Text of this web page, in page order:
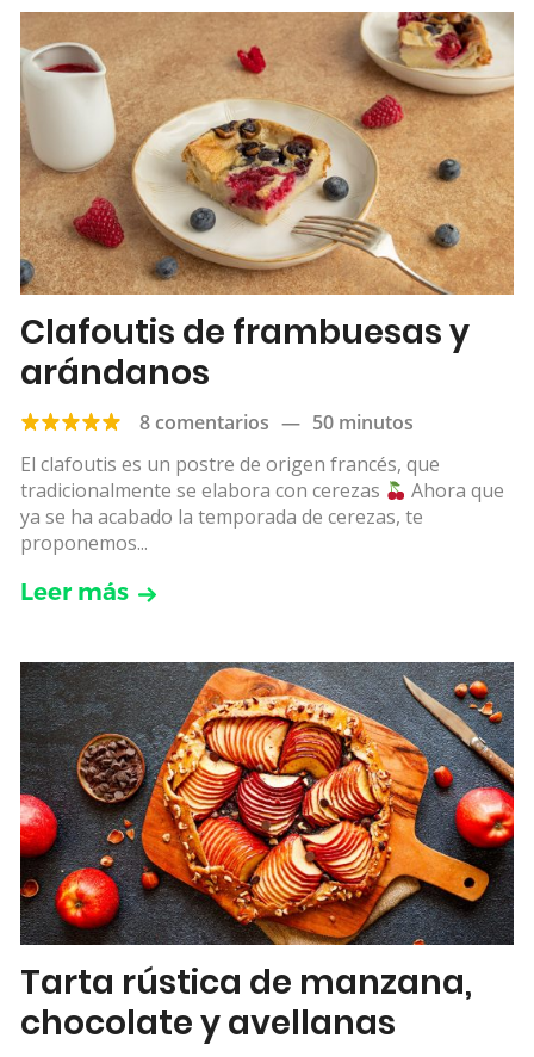
Clafoutis de frambuesas y
arándanos
8 comentarios — 50 minutos
El clafoutis es un postre de origen francés, que
tradicionalmente se elabora con cerezas
Ahora que
ya se ha acabado la temporada de cerezas, te
proponemos...
Leer más
Tarta rústica de manzana,
chocolate y avellanas